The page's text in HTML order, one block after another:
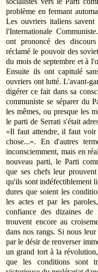
problème en fermant
Les ouvriers italiens
l'Internationale
ont prononcé des
réclamé le pouvoir des
du mois de septembre et à
Ensuite ils ont capitulé
ouvriers ont lutté. L'avant-
digérer ce fait dans sa
communiste se séparer du
les mêmes, ou presque les
le parti de Serrati s'était
«Il faut attendre, il faut
chose...». En d'autres
inconsciemment, mais en
nouveau parti, le Parti
que ses chefs leur
qu'ils sont indéfectiblement
dures que soient les
les actes et par les
confiance des dizaines
trouvent encore au
dans nos rangs. Si nous
par le désir de renverser
un grand tort à la
que les conditions sont